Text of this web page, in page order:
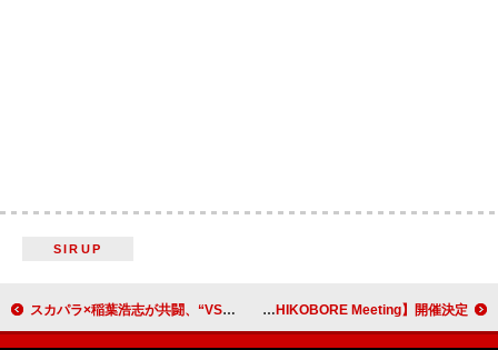
SIRUP
スカパラ×稲葉浩志が共闘、“VS.シリーズ”CDのアー写＆ジャケット公開 kobore、初の会員限定イベント【OCHIKOBORE Meeting】開催決定